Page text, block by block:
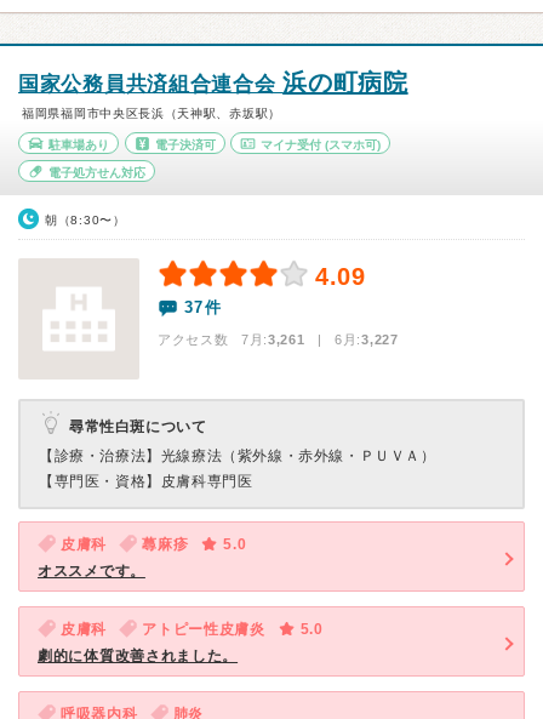
国家公務員共済組合連合会浜の町病院
福岡県福岡市中央区長浜（天神駅、赤坂駅）
駐車場あり 電子決済可 マイナ受付 (スマホ可)
電子処方せん対応
朝（8:30〜）
4.09
37件
アクセス数 7月:3,261 | 6月:3,227
尋常性白斑について
【診療・治療法】 光線療法（紫外線・赤外線・ＰＵＶＡ）
【専門医・資格】 皮膚科専門医
皮膚科 蕁麻疹
5.0
オススメです。
皮膚科 アトピー性皮膚炎
5.0
劇的に体質改善されました。
呼吸器内科 肺炎